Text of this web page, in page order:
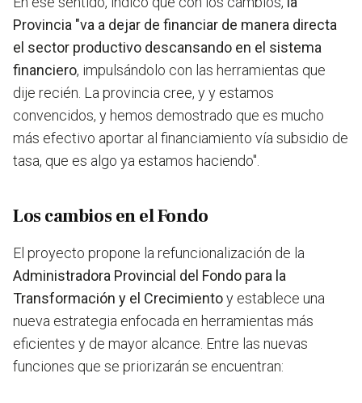
Provincia "va a dejar de financiar de manera directa
el sector productivo descansando en el sistema
financiero, impulsándolo con las herramientas que
dije recién. La provincia cree, y y estamos
convencidos, y hemos demostrado que es mucho
más efectivo aportar al financiamiento vía subsidio de
tasa, que es algo ya estamos haciendo".
Los cambios en el Fondo
El proyecto propone la refuncionalización de la
Administradora Provincial del Fondo para la
Transformación y el Crecimientoy establece una
nueva estrategia enfocada en herramientas más
eficientes y de mayor alcance. Entre las nuevas
funciones que se priorizarán se encuentran: